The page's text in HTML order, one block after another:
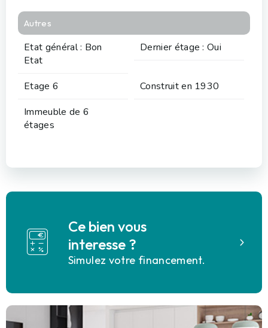
Autres
Etat général : Bon
Etat
Dernier étage : Oui
Etage 6
Construit en 1930
Immeuble de 6
étages
Ce bien vous
interesse ?
Simulez votre financement.